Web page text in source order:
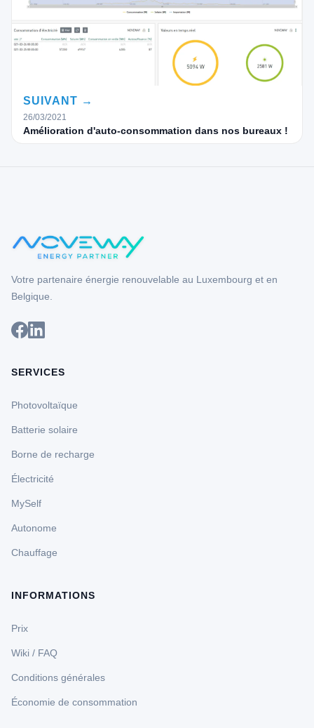
SUIVANT →
26/03/2021
Amélioration d'auto-consommation dans nos bureaux !
Votre partenaire énergie renouvelable au Luxembourg et en
Belgique.
SERVICES
Photovoltaïque
Batterie solaire
Borne de recharge
Électricité
MySelf
Autonome
Chauffage
INFORMATIONS
Prix
Wiki / FAQ
Conditions générales
Économie de consommation